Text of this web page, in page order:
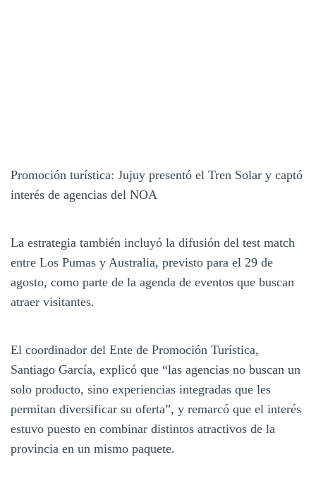
Promoción turística: Jujuy presentó el Tren Solar y captó
interés de agencias del NOA
La estrategia también incluyó la difusión del test match
entre Los Pumas y Australia, previsto para el 29 de
agosto, como parte de la agenda de eventos que buscan
atraer visitantes.
El coordinador del Ente de Promoción Turística,
Santiago García, explicó que “las agencias no buscan un
solo producto, sino experiencias integradas que les
permitan diversificar su oferta”, y remarcó que el interés
estuvo puesto en combinar distintos atractivos de la
provincia en un mismo paquete.